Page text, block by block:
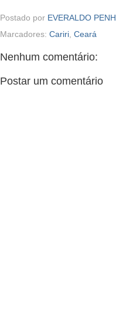
Postado por EVERALDO
Marcadores: Cariri Ceará
Nenhum comentário:
Postar um comentário